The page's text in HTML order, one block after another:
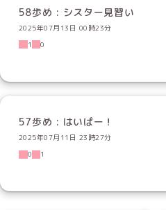
58歩め : シスター見習い
2025年07月13日 00時23分
1
0
57歩め : はいぱー！
2025年07月11日 23時27分
0
1